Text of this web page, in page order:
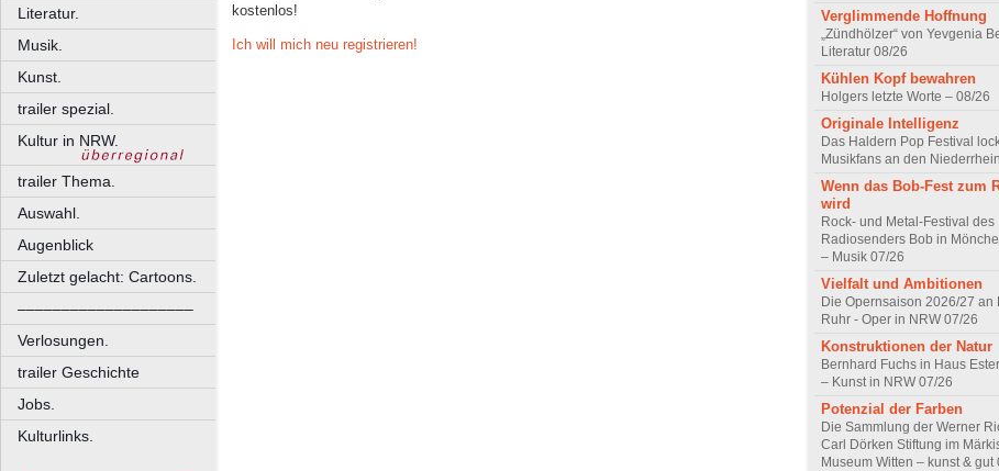
Literatur.
Musik.
Kunst.
trailer spezial.
Kultur in NRW.
trailer Thema.
Auswahl.
Augenblick
Zuletzt gelacht: Cartoons.
––––––––––––––––––––
Verlosungen.
trailer Geschichte
Jobs.
Kulturlinks.
kostenlos!
Ich will mich neu registrieren!
Verglimmende Hoffnung
„Zündhölzer“ von Yevgenia
Literatur 08/26
Kühlen Kopf bewahren
Holgers letzte Worte – 08/26
Originale Intelligenz
Das Haldern Pop Festival
Musikfans an den Niederrhein
Wenn das Bob-Fest zum
wird
Rock- und Metal-Festival des
Radiosenders Bob in
– Musik 07/26
Vielfalt und Ambitionen
Die Opernsaison 2026/27 an
Ruhr - Oper in NRW 07/26
Konstruktionen der Natur
Bernhard Fuchs in Haus
– Kunst in NRW 07/26
Potenzial der Farben
Die Sammlung der Werner
Carl Dörken Stiftung im
Museum Witten – kunst & gut